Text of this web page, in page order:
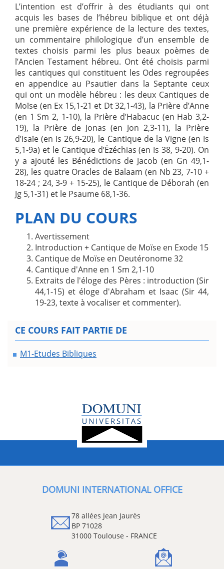
L’intention est d’offrir à des étudiants qui ont
acquis les bases de l’hébreu biblique et ont déjà
une première expérience de la lecture des textes,
un commentaire philologique d’un ensemble de
textes choisis parmi les plus beaux poèmes de
l’Ancien Testament hébreu. Ont été choisis parmi
les cantiques qui constituent les Odes regroupées
en appendice au Psautier dans la Septante ceux
qui ont un modèle hébreu : les deux Cantiques de
Moïse (en Ex 15,1-21 et Dt 32,1-43), la Prière d’Anne
(en 1 Sm 2, 1-10), la Prière d’Habacuc (en Hab 3,2-
19), la Prière de Jonas (en Jon 2,3-11), la Prière
d’Isaïe (en Is 26,9-20), le Cantique de la Vigne (en Is
5,1-9a) et le Cantique d’Ézéchias (en Is 38, 9-20). On
y a ajouté les Bénédictions de Jacob (en Gn 49,1-
28), les quatre Oracles de Balaam (en Nb 23, 7-10 +
18-24 ; 24, 3-9 + 15-25), le Cantique de Déborah (en
Jg 5,1-31) et le Psaume 68,1-36.
PLAN DU COURS
Avertissement
Introduction + Cantique de Moïse en Exode 15
Cantique de Moïse en Deutéronome 32
Cantique d'Anne en 1 Sm 2,1-10
Extraits de l'éloge des Pères : introduction (Sir
44,1-15) et éloge d'Abraham et Isaac (Sir 44,
19-23, texte à vocaliser et commenter).
CE COURS FAIT PARTIE DE
M1-Etudes Bibliques
DOMUNI INTERNATIONAL OFFICE
78 allées Jean Jaurès
BP 71028
31000 Toulouse - FRANCE